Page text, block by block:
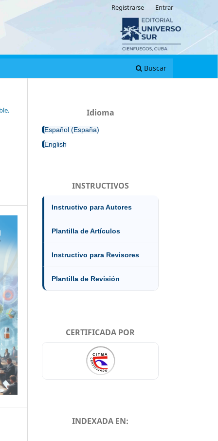
Buscar
Registrarse Entrar
Idioma
Español (España)
English
INSTRUCTIVOS
Instructivo para Autores
Plantilla de Artículos
Instructivo para Revisores
Plantilla de Revisión
CERTIFICADA POR
INDEXADA EN: